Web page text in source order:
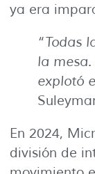
ya era
“Todas
la
explotó
En 2024,
división de